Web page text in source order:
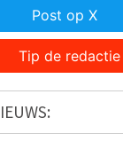
Post op X
Tip de redactie